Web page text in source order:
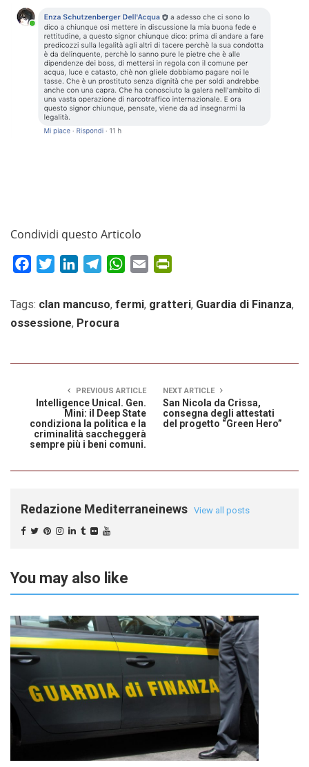
Condividi questo Articolo
FacebookTwitterLinkedInTelegramWhatsApp
Email
Tags: clan mancuso, fermi, gratteri, Guardia di Finanza,
ossessione, Procura
PREVIOUS ARTICLE
Intelligence Unical. Gen.
Mini: il Deep State
condiziona la politica e la
criminalità saccheggerà
sempre più i beni comuni.
NEXT ARTICLE
San Nicola da Crissa,
consegna degli attestati
del progetto “Green Hero”
Redazione Mediterraneinews View all posts
You may also like